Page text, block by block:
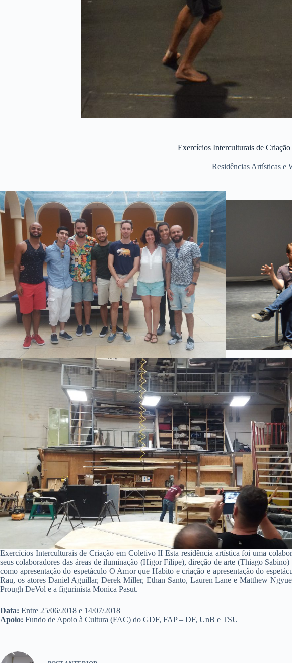
Exercícios Interculturais de
Residências Artísticas e
Exercícios Interculturais de Criação em Coletivo II Esta residência artística foi uma
seus colaboradores das áreas de iluminação (Higor Filipe), direção de arte (Thiago
como apresentação do espetáculo O Amor que Habito e criação e apresentação do
Rau, os atores Daniel Aguillar, Derek Miller, Ethan Santo, Lauren Lane e Matthew
Prough DeVol e a figurinista Monica Pasut.
Data: Entre 25/06/2018 e 14/07/2018
Apoio: Fundo de Apoio à Cultura (FAC) do GDF, FAP – DF, UnB e TSU